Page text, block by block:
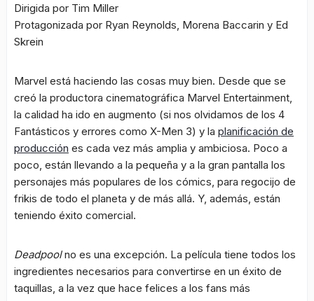
Dirigida por Tim Miller
Protagonizada por Ryan Reynolds, Morena Baccarin y Ed
Skrein
Marvel está haciendo las cosas muy bien. Desde que se
creó la productora cinematográfica Marvel Entertainment,
la calidad ha ido en augmento (si nos olvidamos de los 4
Fantásticos y errores como X-Men 3) y la planificación de
producción es cada vez más amplia y ambiciosa. Poco a
poco, están llevando a la pequeña y a la gran pantalla los
personajes más populares de los cómics, para regocijo de
frikis de todo el planeta y de más allá. Y, además, están
teniendo éxito comercial.
Deadpoolno es una excepción. La película tiene todos los
ingredientes necesarios para convertirse en un éxito de
taquillas, a la vez que hace felices a los fans más